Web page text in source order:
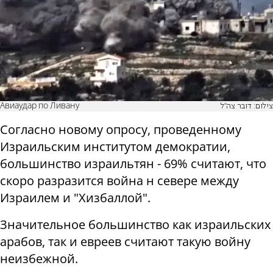
Авиаудар по Ливану צילום: דובר צה"ל
Согласно новому опросу, проведенному
Израильским институтом демократии,
большинство израильтян - 69% считают, что
скоро разразится война н севере между
Израилем и "Хизбаллой".
Значительное большинство как израильских
арабов, так и евреев считают такую ​​войну
неизбежной.